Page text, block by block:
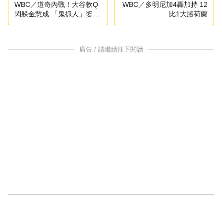
WBC／道奇內戰！大谷軟Q
閃躲金慧成 「鬼抓人」姿勢
掀熱議
WBC／多明尼加4轟加持 12
比1大勝荷蘭
廣告 / 請繼續往下閱讀